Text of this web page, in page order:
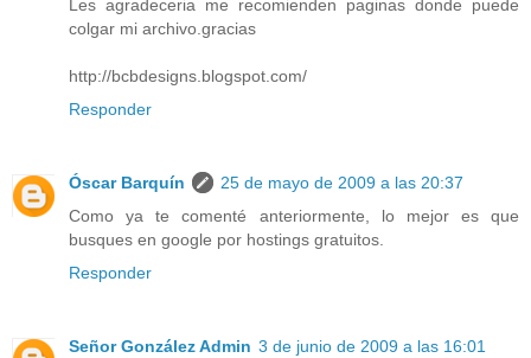
Les agradeceria me recomienden paginas donde puede
colgar mi archivo.gracias
http://bcbdesigns.blogspot.com/
Responder
Óscar Barquín
25 de mayo de 2009 a las 20:37
Como ya te comenté anteriormente, lo mejor es que
busques en google por hostings gratuitos.
Responder
Señor González Admin 3 de junio de 2009 a las 16:01